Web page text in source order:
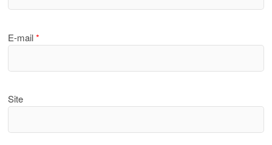
E-mail*
Site